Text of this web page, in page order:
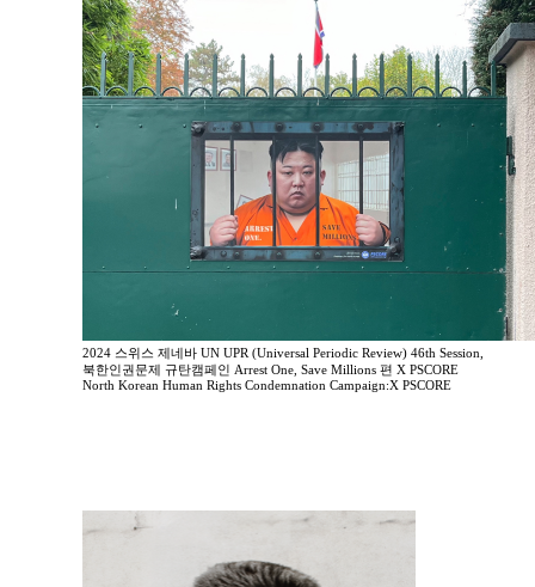
2024 스위스 제네바 UN UPR (Universal Periodic Review) 46th Session,
북한인권문제 규탄캠페인 Arrest One, Save Millions 편 X PSCORE
North Korean Human Rights Condemnation Campaign:X PSCORE